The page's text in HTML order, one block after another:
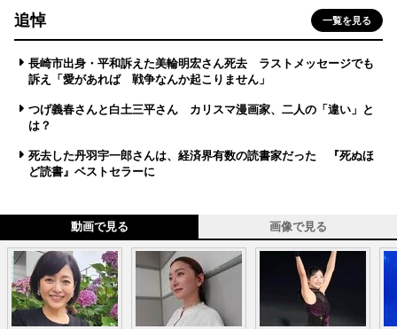
追悼 一覧を見る
長崎市出身・平和訴えた美輪明宏さん死去 ラストメッセージでも
訴え「愛があれば 戦争なんか起こりません」
つげ義春さんと白土三平さん カリスマ漫画家、二人の「違い」と
は？
死去した丹羽宇一郎さんは、経済界有数の読書家だった 『死ぬほ
ど読書』ベストセラーに
動画で見る 画像で見る